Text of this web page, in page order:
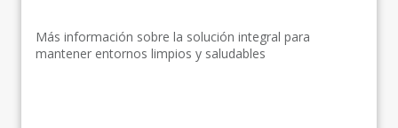
Más información sobre la solución integral para
mantener entornos limpios y saludables